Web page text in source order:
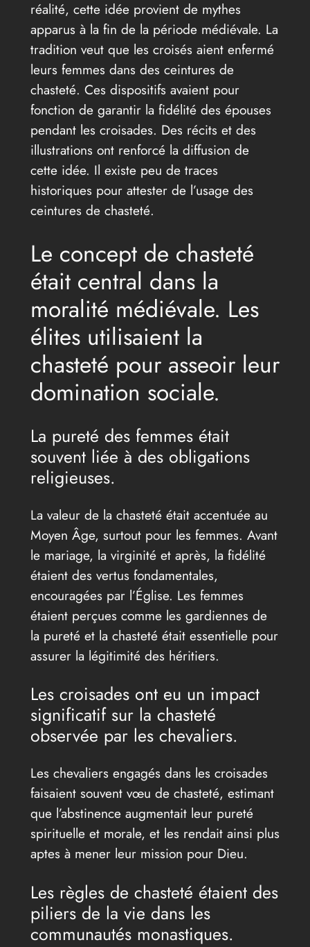
réalité, cette idée provient de mythes
apparus à la fin de la période médiévale. La
tradition veut que les croisés aient enfermé
leurs femmes dans des ceintures de
chasteté. Ces dispositifs avaient pour
fonction de garantir la fidélité des épouses
pendant les croisades. Des récits et des
illustrations ont renforcé la diffusion de
cette idée. Il existe peu de traces
historiques pour attester de l’usage des
ceintures de chasteté.
Le concept de chasteté
était central dans la
moralité médiévale. Les
élites utilisaient la
chasteté pour asseoir leur
domination sociale.
La pureté des femmes était
souvent liée à des obligations
religieuses.
La valeur de la chasteté était accentuée au
Moyen Âge, surtout pour les femmes. Avant
le mariage, la virginité et après, la fidélité
étaient des vertus fondamentales,
encouragées par l’Église. Les femmes
étaient perçues comme les gardiennes de
la pureté et la chasteté était essentielle pour
assurer la légitimité des héritiers.
Les croisades ont eu un impact
significatif sur la chasteté
observée par les chevaliers.
Les chevaliers engagés dans les croisades
faisaient souvent vœu de chasteté, estimant
que l’abstinence augmentait leur pureté
spirituelle et morale, et les rendait ainsi plus
aptes à mener leur mission pour Dieu.
Les règles de chasteté étaient des
piliers de la vie dans les
communautés monastiques.